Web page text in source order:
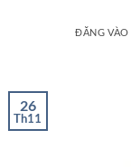
ĐĂNG VÀO
26
Th11